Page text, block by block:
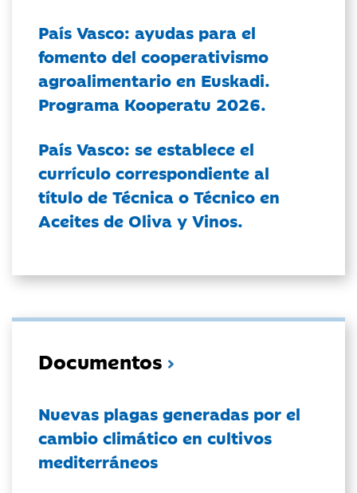
País Vasco: ayudas para el
fomento del cooperativismo
agroalimentario en Euskadi.
Programa Kooperatu 2026.
País Vasco: se establece el
currículo correspondiente al
título de Técnica o Técnico en
Aceites de Oliva y Vinos.
Documentos
Nuevas plagas generadas por el
cambio climático en cultivos
mediterráneos